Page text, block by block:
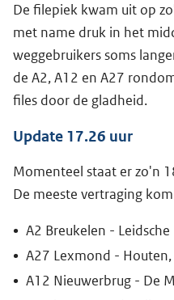
De filepiek kwam uit op
met name druk in het
weggebruikers soms
de A2, A12 en A27
files door de gladheid.
Update 17.26 uur
Momenteel staat er zo'n
De meeste vertraging
A2 Breukelen -
A27 Lexmond -
A12 Nieuwerbrug - De